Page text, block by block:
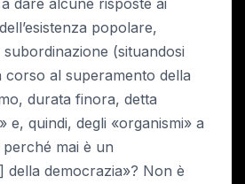
popolare,
(situandosi
corso al superamento della
durata finora, detta
e, quindi, degli «organismi» a
mai è un
democrazia»? Non è